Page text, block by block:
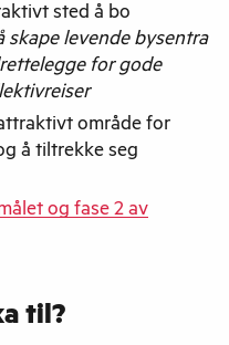
sted å bo
skape levende bysentra
for gode
område for
å tiltrekke seg
og fase 2 av
til?